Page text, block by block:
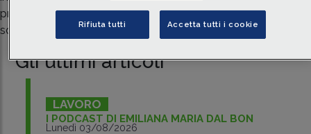
pragmatismo operativo, per supportare le aziende nelle loro
scelte organizzative e contrattuali.
Gli ultimi articoli
LAVORO
I PODCAST DI EMILIANA MARIA DAL BON
Lunedì 03/08/2026
Rifiuta tutti Accetta tutti i cookie